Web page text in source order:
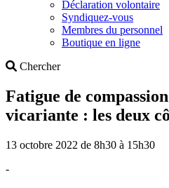
Déclaration volontaire
Syndiquez-vous
Membres du personnel
Boutique en ligne
ChercherSearch
Fatigue de
vicariante : les deux
13 octobre 2022 de 8h30 à 15h30
-